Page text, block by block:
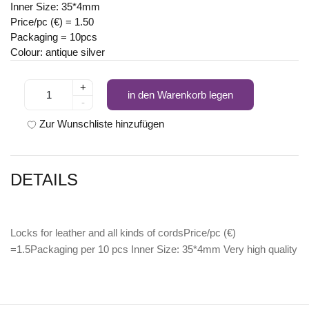
Inner Size: 35*4mm
Price/pc (€) = 1.50
Packaging = 10pcs
Colour: antique silver
+
-
in den Warenkorb legen
Zur Wunschliste hinzufügen
DETAILS
Locks for leather and all kinds of cordsPrice/pc (€)
=1.5Packaging per 10 pcs Inner Size: 35*4mm Very high quality